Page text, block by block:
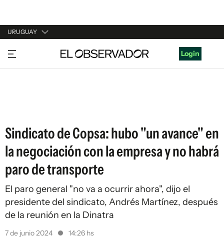
URUGUAY
URUGUAY
ARGENTINA
Login
Sindicato de Copsa: hubo "un avance" en
la negociación con la empresa y no habrá
paro de transporte
El paro general "no va a ocurrir ahora", dijo el
presidente del sindicato, Andrés Martínez, después
de la reunión en la Dinatra
7 de junio 2024 14:26 hs